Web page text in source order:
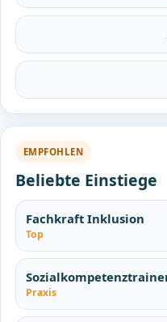
EMPFOHLEN
Beliebte Einstiege
Fachkraft Inklusion
Top
Praxis